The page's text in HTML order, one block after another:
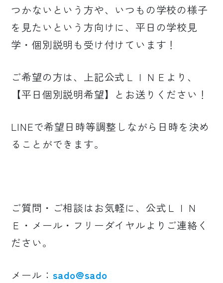
つかないという方や、いつもの学校の様子
を見たいという方向けに、平日の学校見
学・個別説明も受け付けています！
ご希望の方は、上記公式ＬＩＮＥより、
【平日個別説明希望】とお送りください！
LINEで希望日時等調整しながら日時を決め
ることができます。
ご質問・ご相談はお気軽に、公式ＬＩＮ
Ｅ・メール・フリーダイヤルよりご連絡く
ださい。
メール： sado@sado